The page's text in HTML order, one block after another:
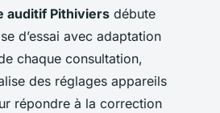
auditif Pithiviers débute
d’essai avec adaptation
chaque consultation,
des réglages appareils
répondre à la correction